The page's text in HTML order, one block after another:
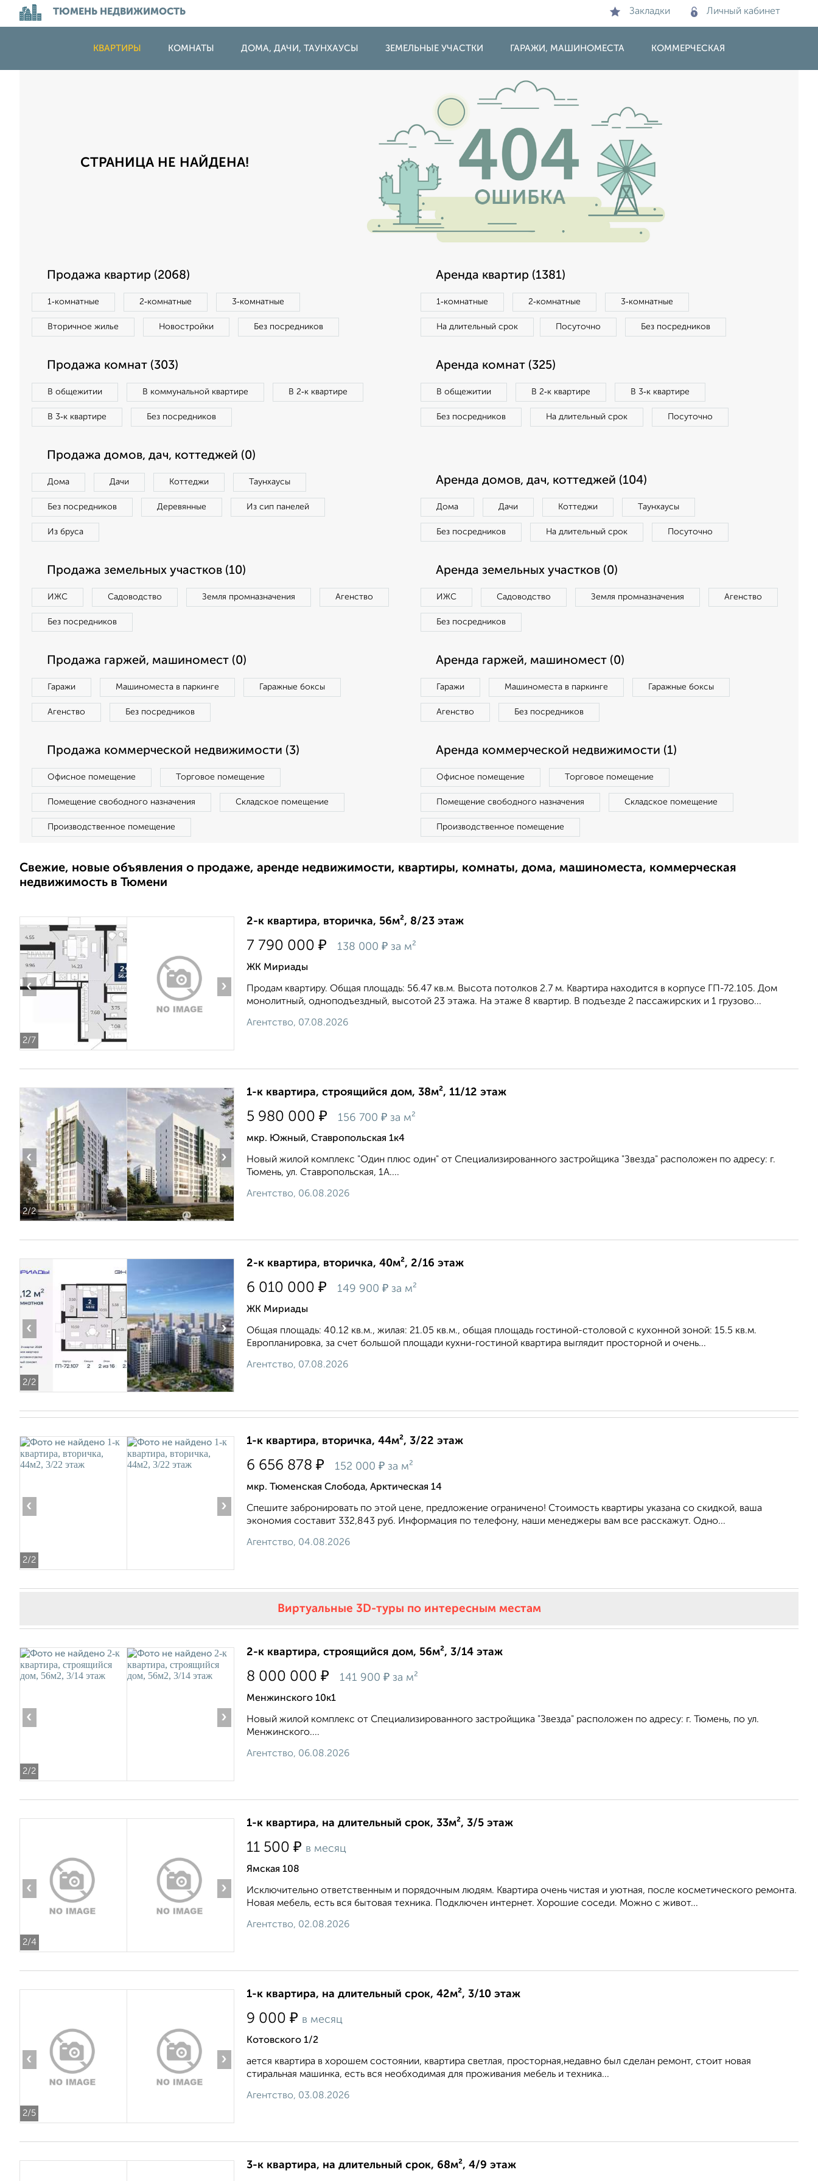
ТЮМЕНЬ НЕДВИЖИМОСТЬ Закладки Личный кабинет
КВАРТИРЫ КОМНАТЫ ДОМА, ДАЧИ, ТАУНХАУСЫ ЗЕМЕЛЬНЫЕ УЧАСТКИ ГАРАЖИ, МАШИНОМЕСТА КОММЕРЧЕСКАЯ
СТРАНИЦА НЕ НАЙДЕНА!
Продажа квартир (2068)
1‑комнатные 2‑комнатные 3‑комнатные
Вторичное жилье Новостройки Без посредников
Аренда квартир (1381)
1‑комнатные 2‑комнатные 3‑комнатные
На длительный срок Посуточно Без посредников
Продажа комнат (303)
В общежитии В коммунальной квартире В 2‑к квартире
В 3‑к квартире Без посредников
Аренда комнат (325)
В общежитии В 2‑к квартире В 3‑к квартире
Без посредников На длительный срок Посуточно
Продажа домов, дач, коттеджей (0)
Дома Дачи Коттеджи Таунхаусы
Без посредников Деревянные Из сип панелей
Из бруса
Аренда домов, дач, коттеджей (104)
Дома Дачи Коттеджи Таунхаусы
Без посредников На длительный срок Посуточно
Продажа земельных участков (10)
ИЖС Садоводство Земля промназначения Агенство
Без посредников
Аренда земельных участков (0)
ИЖС Садоводство Земля промназначения Агенство
Без посредников
Продажа гаржей, машиномест (0)
Гаражи Машиноместа в паркинге Гаражные боксы
Агенство Без посредников
Аренда гаржей, машиномест (0)
Гаражи Машиноместа в паркинге Гаражные боксы
Агенство Без посредников
Продажа коммерческой недвижимости (3)
Офисное помещение Торговое помещение
Помещение свободного назначения Складское помещение
Производственное помещение
Аренда коммерческой недвижимости (1)
Офисное помещение Торговое помещение
Помещение свободного назначения Складское помещение
Производственное помещение
Свежие, новые объявления о продаже, аренде недвижимости, квартиры, комнаты, дома, машиноместа, коммерческая
недвижимость в Тюмени
2/7
‹ ›
2-к квартира, вторичка, 56м², 8/23 этаж
7 790 000 ₽ 138 000 ₽ за м²
ЖК Мириады
Продам квартиру. Общая площадь: 56.47 кв.м. Высота потолков 2.7 м. Квартира находится в корпусе ГП-72.105. Дом
монолитный, одноподъездный, высотой 23 этажа. На этаже 8 квартир. В подъезде 2 пассажирских и 1 грузово...
Агентство, 07.08.2026
2/2
‹ ›
1-к квартира, строящийся дом, 38м², 11/12 этаж
5 980 000 ₽ 156 700 ₽ за м²
мкр. Южный, Ставропольская 1к4
Новый жилой комплекс "Один плюс один" от Специализированного застройщика "Звезда" расположен по адресу: г.
Тюмень, ул. Ставропольская, 1А....
Агентство, 06.08.2026
2/2
‹ ›
2-к квартира, вторичка, 40м², 2/16 этаж
6 010 000 ₽ 149 900 ₽ за м²
ЖК Мириады
Общая площадь: 40.12 кв.м., жилая: 21.05 кв.м., общая площадь гостиной-столовой с кухонной зоной: 15.5 кв.м.
Европланировка, за счет большой площади кухни-гостиной квартира выглядит просторной и очень...
Агентство, 07.08.2026
2/2
‹ ›
1-к квартира, вторичка, 44м², 3/22 этаж
6 656 878 ₽ 152 000 ₽ за м²
мкр. Тюменская Слобода, Арктическая 14
Спешите забронировать по этой цене, предложение ограничено! Стоимость квартиры указана со скидкой, ваша
экономия составит 332,843 руб. Информация по телефону, наши менеджеры вам все расскажут. Одно...
Агентство, 04.08.2026
Виртуальные 3D-туры по интересным местам
2/2
‹ ›
2-к квартира, строящийся дом, 56м², 3/14 этаж
8 000 000 ₽ 141 900 ₽ за м²
Менжинского 10к1
Новый жилой комплекс от Специализированного застройщика "Звезда" расположен по адресу: г. Тюмень, по ул.
Менжинского....
Агентство, 06.08.2026
2/4
‹ ›
1-к квартира, на длительный срок, 33м², 3/5 этаж
11 500 ₽ в месяц
Ямская 108
Исключительно ответственным и порядочным людям. Квартира очень чистая и уютная, после косметического ремонта.
Новая мебель, есть вся бытовая техника. Подключен интернет. Хорошие соседи. Можно с живот...
Агентство, 02.08.2026
2/5
‹ ›
1-к квартира, на длительный срок, 42м², 3/10 этаж
9 000 ₽ в месяц
Котовского 1/2
ается квартира в хорошем состоянии, квартира светлая, просторная,недавно был сделан ремонт, стоит новая
стиральная машинка, есть вся необходимая для проживания мебель и техника...
Агентство, 03.08.2026
3-к квартира, на длительный срок, 68м², 4/9 этаж